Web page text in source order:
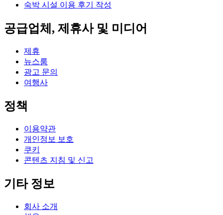
숙박 시설 이용 후기 작성
공급업체, 제휴사 및 미디어
제휴
뉴스룸
광고 문의
여행사
정책
이용약관
개인정보 보호
쿠키
콘텐츠 지침 및 신고
기타 정보
회사 소개